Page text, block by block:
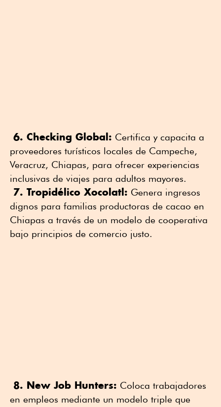
6. Checking Global: Certifica y capacita a
proveedores turísticos locales de Campeche,
Veracruz, Chiapas, para ofrecer experiencias
inclusivas de viajes para adultos mayores.
7. Tropidélico Xocolatl: Genera ingresos
dignos para familias productoras de cacao en
Chiapas a través de un modelo de cooperativa
bajo principios de comercio justo.
8. New Job Hunters: Coloca trabajadores
en empleos mediante un modelo triple que